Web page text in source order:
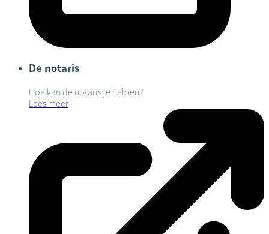
De notaris
Hoe kan de notaris je helpen?
Lees meer